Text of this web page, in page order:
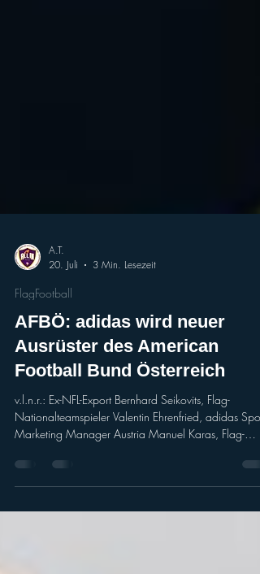
A.T.
20. Juli
3 Min. Lesezeit
FlagFootball
AFBÖ: adidas wird neuer
Ausrüster des American
Football Bund Österreich
v.l.n.r.: Ex-NFL-Export Bernhard Seikovits, Flag-
Nationalteamspieler Valentin Ehrenfried, adidas